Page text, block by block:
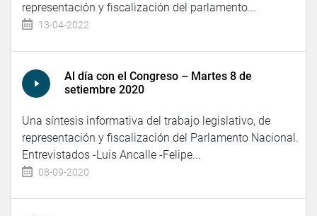
representación y fiscalización del parlamento...
13-04-2022
Al día con el Congreso – Martes 8 de
setiembre 2020
Una síntesis informativa del trabajo legislativo, de
representación y fiscalización del Parlamento Nacional.
Entrevistados -Luis Ancalle -Felipe...
08-09-2020